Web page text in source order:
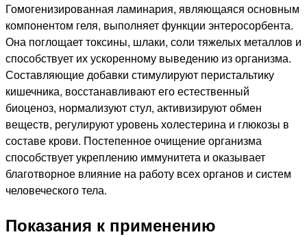
Гомогенизированная ламинария, являющаяся основным
компонентом геля, выполняет функции энтеросорбента.
Она поглощает токсины, шлаки, соли тяжелых металлов и
способствует их ускоренному выведению из организма.
Составляющие добавки стимулируют перистальтику
кишечника, восстанавливают его естественный
биоценоз, нормализуют стул, активизируют обмен
веществ, регулируют уровень холестерина и глюкозы в
составе крови. Постепенное очищение организма
способствует укреплению иммунитета и оказывает
благотворное влияние на работу всех органов и систем
человеческого тела.
Показания к применению